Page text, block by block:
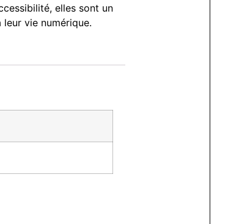
elles sont un
vie numérique.